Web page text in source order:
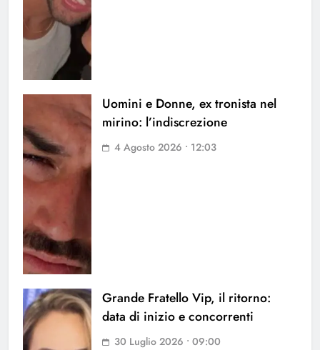
Uomini e Donne, ex tronista nel
mirino: l’indiscrezione
4 Agosto 2026 • 12:03
Grande Fratello Vip, il ritorno:
data di inizio e concorrenti
30 Luglio 2026 • 09:00